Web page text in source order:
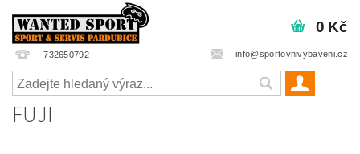
732650792 info@sportovnivybaveni.cz
0 Kč
FUJI